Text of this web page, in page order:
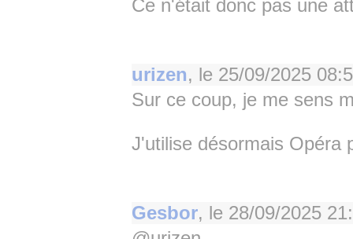
Ce n'était donc pas une
urizen, le 25/09/2025
Sur ce coup, je me sens
J'utilise désormais Opéra
Gesbor, le 28/09/2025